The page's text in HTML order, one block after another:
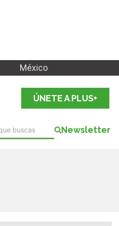
México
ÚNETE A PLUS+
Newsletter